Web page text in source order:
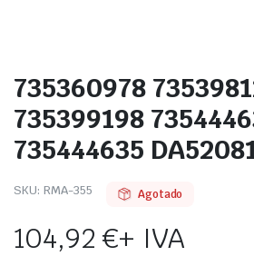
735360978
735399198
735444635
SKU: RMA-355 Agotado
104,92€+ IVA